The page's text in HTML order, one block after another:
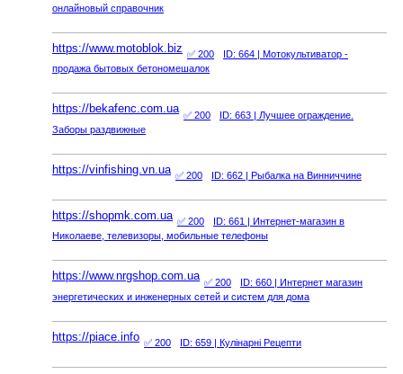
онлайновый справочник
https://www.motoblok.biz ✅ 200 ID: 664 | Мотокультиватор -
продажа бытовых бетономешалок
https://bekafenc.com.ua ✅ 200 ID: 663 | Лучшее ограждение.
Заборы раздвижные
https://vinfishing.vn.ua ✅ 200 ID: 662 | Рыбалка на Винниччине
https://shopmk.com.ua ✅ 200 ID: 661
| Интернет-магазин в
Николаеве, телевизоры, мобильные телефоны
https://www.nrgshop.com.ua ✅ 200 ID: 660 | Интернет магазин
энергетических и инженерных сетей и систем для дома
https://piace.info ✅ 200 ID: 659 | Кулінарні Рецепти